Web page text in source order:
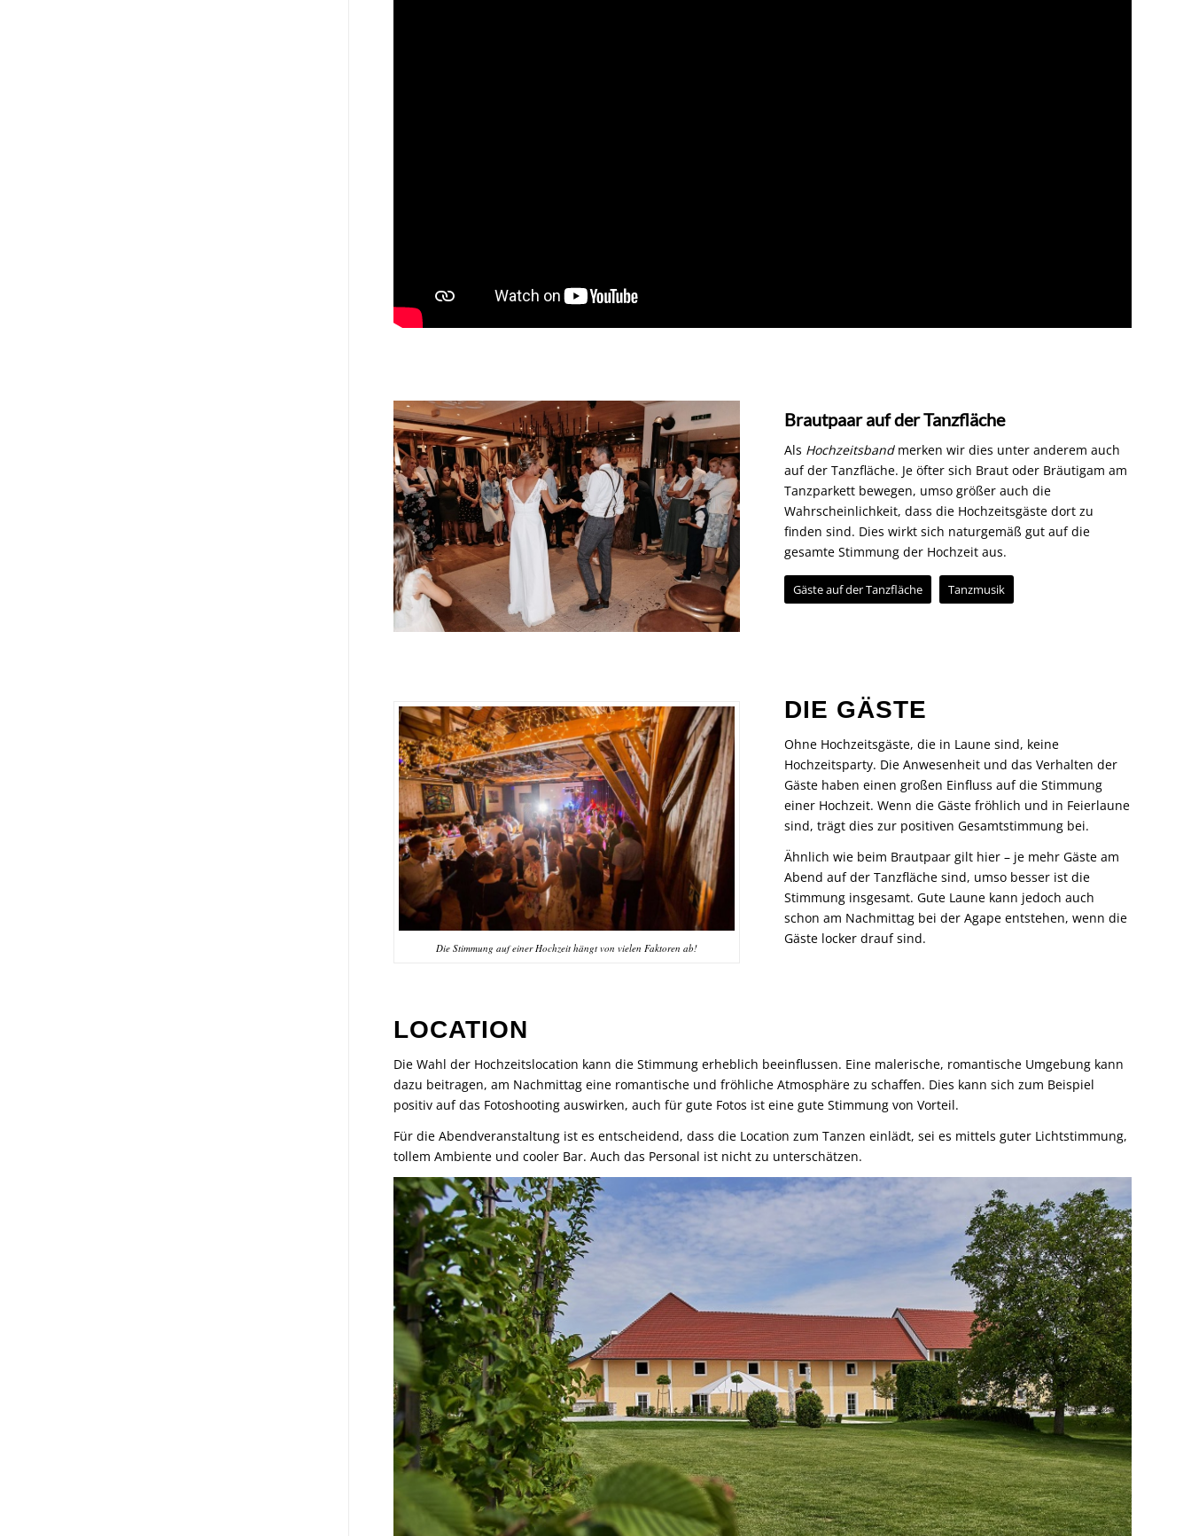
Brautpaar auf der Tanzfläche
Als Hochzeitsbandmerken wir dies unter anderem auch
auf der Tanzfläche. Je öfter sich Braut oder Bräutigam am
Tanzparkett bewegen, umso größer auch die
Wahrscheinlichkeit, dass die Hochzeitsgäste dort zu
finden sind. Dies wirkt sich naturgemäß gut auf die
gesamte Stimmung der Hochzeit aus.
Gäste auf der Tanzfläche Tanzmusik
Die Stimmung auf einer Hochzeit hängt von vielen Faktoren ab!
DIE GÄSTE
Ohne Hochzeitsgäste, die in Laune sind, keine
Hochzeitsparty. Die Anwesenheit und das Verhalten der
Gäste haben einen großen Einfluss auf die Stimmung
einer Hochzeit. Wenn die Gäste fröhlich und in Feierlaune
sind, trägt dies zur positiven Gesamtstimmung bei.
Ähnlich wie beim Brautpaar gilt hier – je mehr Gäste am
Abend auf der Tanzfläche sind, umso besser ist die
Stimmung insgesamt. Gute Laune kann jedoch auch
schon am Nachmittag bei der Agape entstehen, wenn die
Gäste locker drauf sind.
LOCATION
Die Wahl der Hochzeitslocation kann die Stimmung erheblich beeinflussen. Eine malerische, romantische Umgebung kann
dazu beitragen, am Nachmittag eine romantische und fröhliche Atmosphäre zu schaffen. Dies kann sich zum Beispiel
positiv auf das Fotoshooting auswirken, auch für gute Fotos ist eine gute Stimmung von Vorteil.
Für die Abendveranstaltung ist es entscheidend, dass die Location zum Tanzen einlädt, sei es mittels guter Lichtstimmung,
tollem Ambiente und cooler Bar. Auch das Personal ist nicht zu unterschätzen.